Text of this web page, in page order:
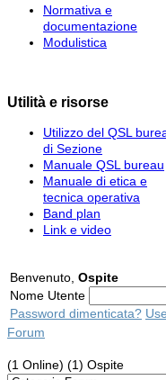
Normativa e
documentazione
Modulistica
Utilità e risorse
Utilizzo del QSL
di Sezione
Manuale QSL bureau
Manuale di etica e
tecnica operativa
Band plan
Link e video
Benvenuto, Ospite
Nome Utente
Password dimenticata?
Forum
(1 Online) (1) Ospite